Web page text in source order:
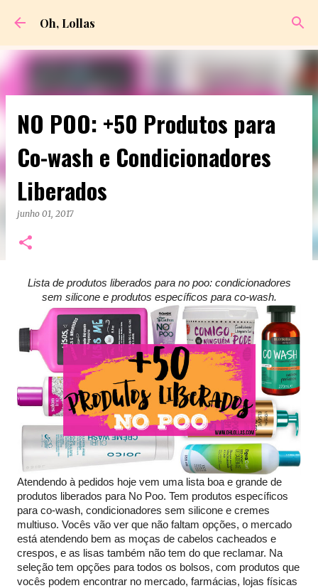
Oh, Lollas
NO POO: +50 Produtos para
Co-wash e Condicionadores
Liberados
junho 01, 2017
Lista de produtos liberados para no poo: condicionadores
sem silicone e produtos específicos para co-wash.
Atendendo à pedidos hoje vem uma lista boa e grande de
produtos liberados para No Poo. Tem produtos específicos
para co-wash, condicionadores sem silicone e cremes
multiuso. Vocês vão ver que não faltam opções, o mercado
está atendendo bem as moças de cabelos cacheados e
crespos, e as lisas também não tem do que reclamar. Na
seleção tem opções para todos os bolsos, com produtos que
vocês podem encontrar no mercado, farmácias, lojas físicas